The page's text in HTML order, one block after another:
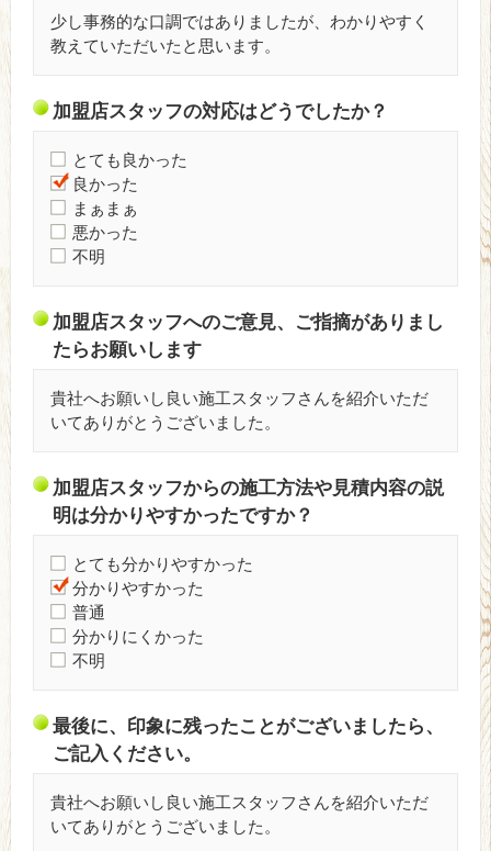
少し事務的な口調ではありましたが、わかりやすく
教えていただいたと思います。
加盟店スタッフの対応はどうでしたか？
とても良かった
良かった
まぁまぁ
悪かった
不明
加盟店スタッフへのご意見、ご指摘がありまし
たらお願いします
貴社へお願いし良い施工スタッフさんを紹介いただ
いてありがとうございました。
加盟店スタッフからの施工方法や見積内容の説
明は分かりやすかったですか？
とても分かりやすかった
分かりやすかった
普通
分かりにくかった
不明
最後に、印象に残ったことがございましたら、
ご記入ください。
貴社へお願いし良い施工スタッフさんを紹介いただ
いてありがとうございました。